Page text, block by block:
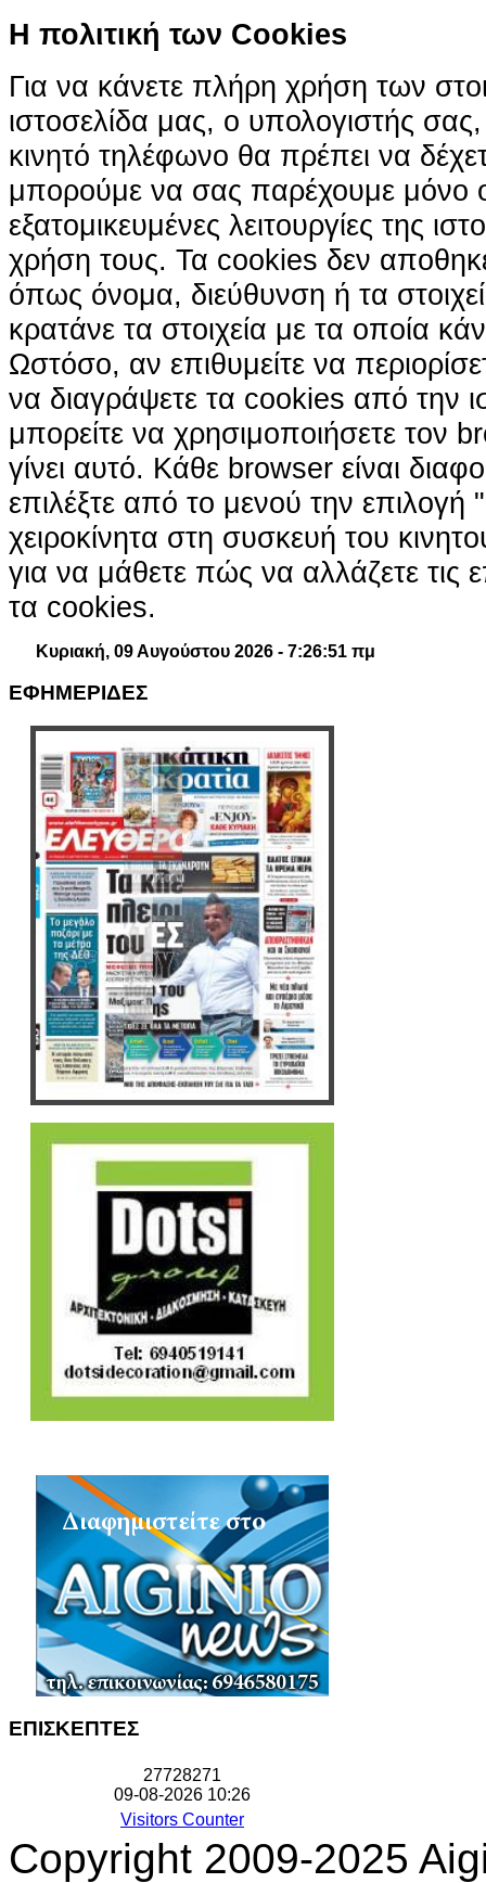
H πολιτική των Cookies
Για να κάνετε πλήρη χρήση των
ιστοσελίδα μας, ο υπολογιστής
κινητό τηλέφωνο θα πρέπει να
μπορούμε να σας παρέχουμε μόνο
εξατομικευμένες λειτουργίες της
χρήση τους. Τα cookies δεν
όπως όνομα, διεύθυνση ή τα
κρατάνε τα στοιχεία με τα οποία
Ωστόσο, αν επιθυμείτε να
να διαγράψετε τα cookies από την
μπορείτε να χρησιμοποιήσετε τον
γίνει αυτό. Κάθε browser είναι
επιλέξτε από το μενού την επιλογή
χειροκίνητα στη συσκευή του
για να μάθετε πώς να αλλάζετε τις
τα cookies.
Κυριακή, 09 Αυγούστου 2026 - 7:26:52 πμ
ΕΦΗΜΕΡΙΔΕΣ
ΕΠΙΣΚΕΠΤΕΣ
27728271
09-08-2026 10:26
Visitors Counter
Copyright 2009-2025